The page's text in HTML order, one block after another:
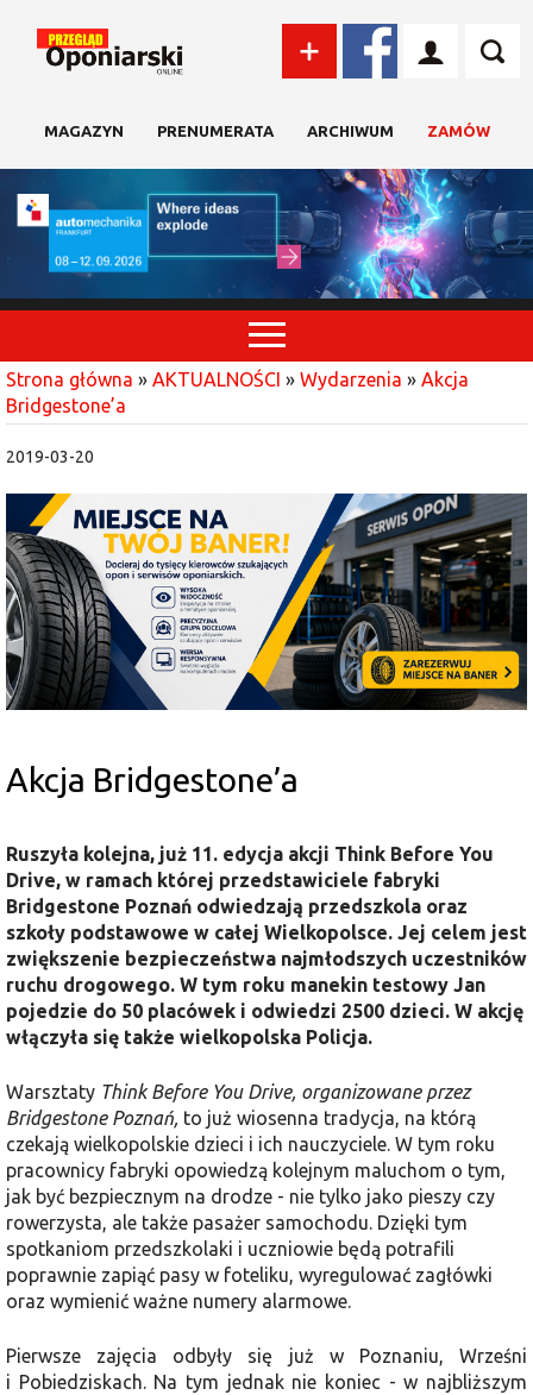
MAGAZYN PRENUMERATA ARCHIWUM ZAMÓW
Strona główna » AKTUALNOŚCI » Wydarzenia » Akcja
Bridgestone’a
2019-03-20
Akcja Bridgestone’a
Ruszyła kolejna, już 11. edycja akcji Think Before You
Drive, w ramach której przedstawiciele fabryki
Bridgestone Poznań odwiedzają przedszkola oraz
szkoły podstawowe w całej Wielkopolsce. Jej celem jest
zwiększenie bezpieczeństwa najmłodszych uczestników
ruchu drogowego. W tym roku manekin testowy Jan
pojedzie do 50 placówek i odwiedzi 2500 dzieci. W akcję
włączyła się także wielkopolska Policja.
Warsztaty Think Before You Drive, organizowane przez
Bridgestone Poznań, to już wiosenna tradycja, na którą
czekają wielkopolskie dzieci i ich nauczyciele. W tym roku
pracownicy fabryki opowiedzą kolejnym maluchom o tym,
jak być bezpiecznym na drodze - nie tylko jako pieszy czy
rowerzysta, ale także pasażer samochodu. Dzięki tym
spotkaniom przedszkolaki i uczniowie będą potrafili
poprawnie zapiąć pasy w foteliku, wyregulować zagłówki
oraz wymienić ważne numery alarmowe.
Pierwsze zajęcia odbyły się już w Poznaniu, Wrześni
i Pobiedziskach. Na tym jednak nie koniec - w najbliższym